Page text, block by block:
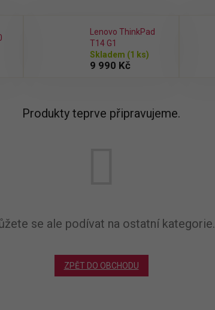
Lenovo ThinkPad
T14 G1
Skladem (1 ks)
9 990 Kč
Produkty teprve připravujeme.
se ale podívat na ostatní kategorie.
ZPĚT DO OBCHODU